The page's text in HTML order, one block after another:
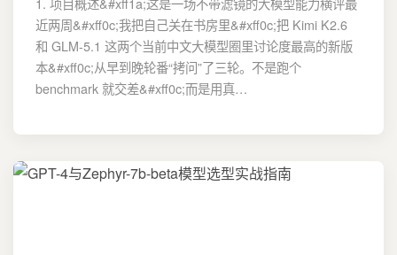
近两周&#xff0c;我把自己关在书房里&#xff0c;把 Kimi K2.6
和 GLM-5.1 这两个当前中文大模型圈里讨论度最高的新版
本&#xff0c;从早到晚轮番“拷问”了三轮。不是跑个
benchmark 就交差&#xff0c;而是用真…